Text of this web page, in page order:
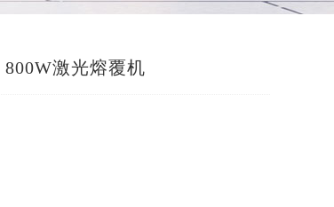
800W激光熔覆机